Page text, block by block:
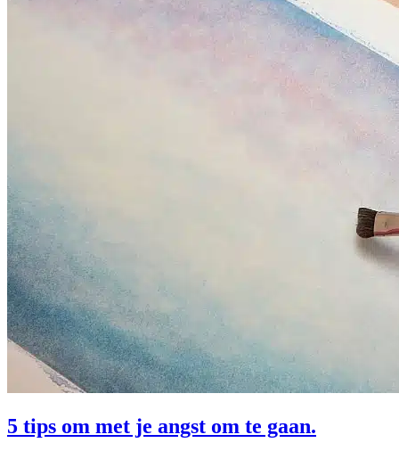
5 tips om met je angst om te gaan.